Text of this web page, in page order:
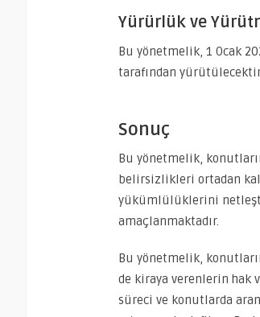
Yürürlük ve
Bu yönetmelik, 1 Ocak
tarafından
Sonuç
Bu yönetmelik,
belirsizlikleri ortadan
yükümlülüklerini
amaçlanmaktadır.
Bu yönetmelik,
de kiraya verenlerin
süreci ve konutlarda